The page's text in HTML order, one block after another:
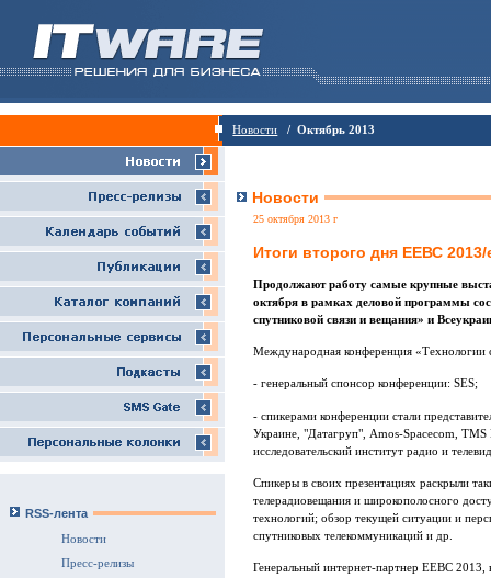
Новости / Октябрь 2013
RSS-лента
Новости
Пресс-релизы
Новости
25 октября 2013 г
Итоги второго дня ЕЕВС
Продолжают работу самые крупные
октября в рамках деловой программы
спутниковой связи и вещания» и
Международная конференция «Технологии
- генеральный спонсор конференции: SES;
- спикерами конференции стали
Украине, "Датагруп", Amos-Spacecom,
исследовательский институт радио и
Спикеры в своих презентациях раскрыли
телерадиовещания и широкополосного
технологий; обзор текущей ситуации и
спутниковых телекоммуникаций и др.
Генеральный интернет-партнер ЕЕВС 2013,